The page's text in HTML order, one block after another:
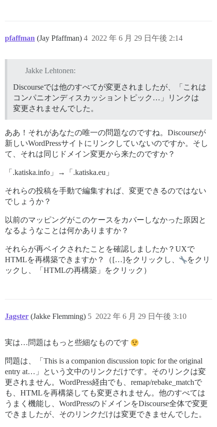
pfaffman (Jay Pfaffman) 2022 年 6 月 29 日午後 2:14
4
Jakke Lehtonen:
Discourseでは他のすべてが変更されましたが、「これは
コンパニオンディスカッショントピック…」リンクは
変更されませんでした。
ああ！それがあなたの唯一の問題なのですね。Discourseが
新しいWordPressサイトにリンクしていないのですか。そし
て、それは同じドメイン変更から来たのですか？
「.katiska.info」→「.katiska.eu」
それらの投稿を手動で編集すれば、変更できるのではない
でしょうか？
以前のマッピングがこのケースをカバーしなかった原因と
なるようなことは何かありますか？
それらが再ベイクされたことを確認しましたか？UXで
HTMLを再構築できますか？（[…]をクリックし、
をクリ
ックし、「HTMLの再構築」をクリック）
Jagster (Jakke Flemming) 2022 年 6 月 29 日午後 3:10
5
実は…問題はもっと些細なものです
問題は、「This is a companion discussion topic for the original
entry at…」という文中のリンクだけです。そのリンクは変
更されません。WordPress経由でも、remap/rebake_matchで
も、HTMLを再構築しても変更されません。他のすべては
うまく機能し、WordPressのドメインをDiscourse全体で変更
できましたが、そのリンクだけは変更できませんでした。